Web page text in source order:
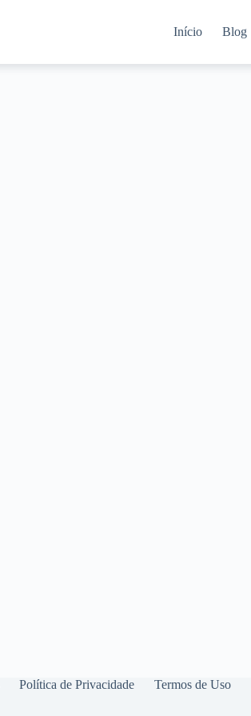
Início Blog
Política de Privacidade Termos de Uso